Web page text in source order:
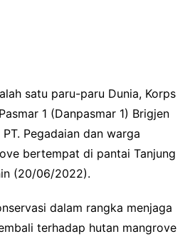
satu paru-paru Dunia, Korps
1 (Danpasmar 1) Brigjen
Pegadaian dan warga
bertempat di pantai Tanjung
(20/06/2022).
dalam rangka menjaga
terhadap hutan mangrove